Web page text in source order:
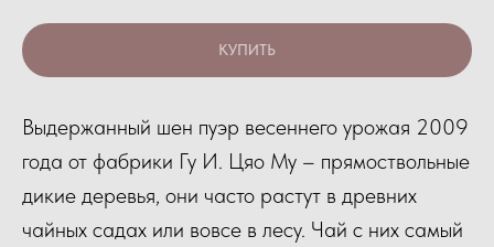
КУПИТЬ
Выдержанный шен пуэр весеннего урожая 2009
года от фабрики Гу И. Цяо Му – прямоствольные
дикие деревья, они часто растут в древних
чайных садах или вовсе в лесу. Чай с них самый